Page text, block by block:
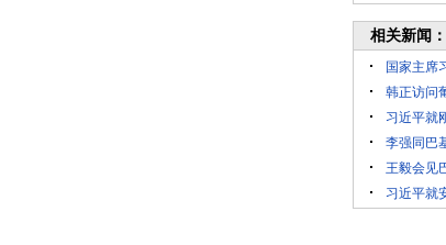
相关新闻：
国家主席
韩正访问
习近平就
李强同巴
王毅会见
习近平就